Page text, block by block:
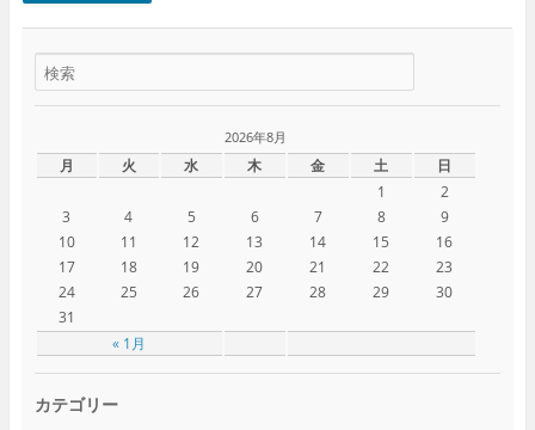
2026年8月
月 火 水 木 金 土 日
« 1月
1
2
3
4 5 6 7 8
9
10
11 12 13 14 15
16
17
18 19 20 21 22
23
24
25 26 27 28 29
30
31
カテゴリー